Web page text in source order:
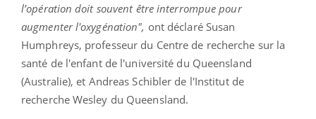
l’opération doit souvent être interrompue pour
augmenter l'oxygénation", ont déclaré Susan
Humphreys, professeur du Centre de recherche sur la
santé de l'enfant de l'université du Queensland
(Australie), et Andreas Schibler de l'Institut de
recherche Wesley du Queensland.